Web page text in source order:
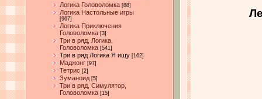
Логика Головоломка [88]
Логика Настольные игры
[967]
Логика Приключения
Головоломка [3]
Три в ряд, Логика,
Головоломка [541]
Три в ряд Логика Я ищу [162]
Маджонг [97]
Тетрис [2]
Зуманоид [5]
Три в ряд, Симулятор,
Головоломка [15]